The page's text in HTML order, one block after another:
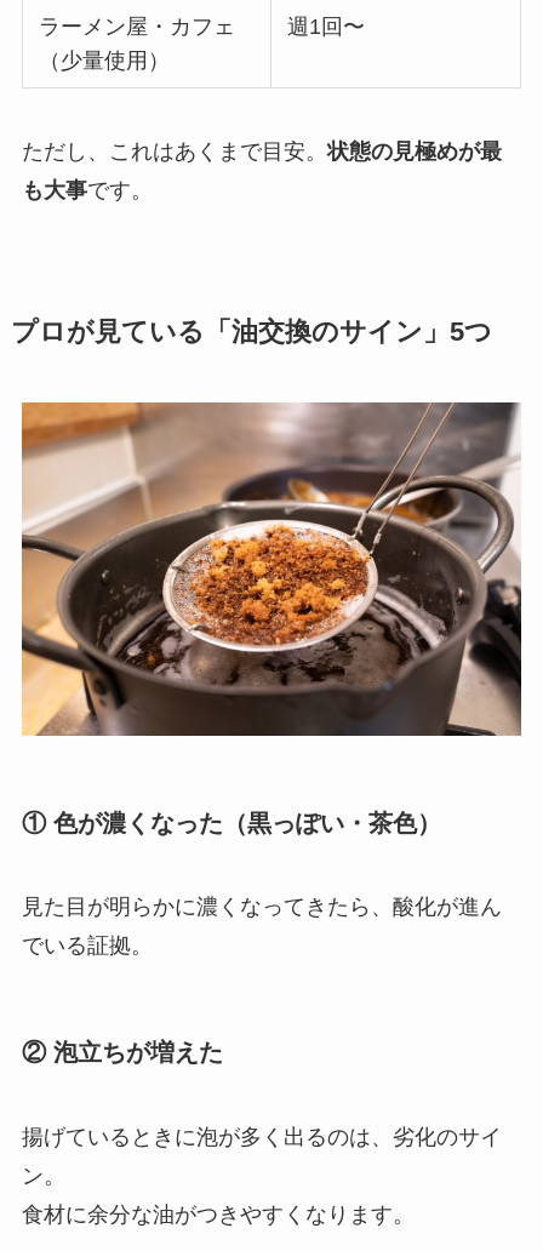
ラーメン屋・カフェ
（少量使用）
週1回〜
ただし、これはあくまで目安。状態の見極めが最
も大事です。
プロが見ている「油交換のサイン」5つ
① 色が濃くなった（黒っぽい・茶色）
見た目が明らかに濃くなってきたら、酸化が進ん
でいる証拠。
② 泡立ちが増えた
揚げているときに泡が多く出るのは、劣化のサイ
ン。
食材に余分な油がつきやすくなります。